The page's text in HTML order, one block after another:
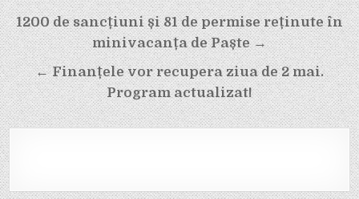
Navigare
în
articole
1200 de sancțiuni și 81 de permise reținute în
minivacanța de Paște →
← Finanțele vor recupera ziua de 2 mai.
Program actualizat!